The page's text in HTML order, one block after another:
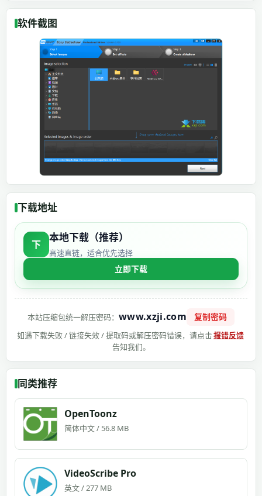
软件截图
下载地址
下
本地下载（推荐）
高速直链，适合优先选择
立即下载
本站压缩包统一解压密码：www.xzji.com 复制密码
如遇下载失败 / 链接失效 / 提取码或解压密码错误，请点击报错反馈
告知我们。
同类推荐
OpenToonz
简体中文 / 56.8 MB
VideoScribe Pro
英文 / 277 MB